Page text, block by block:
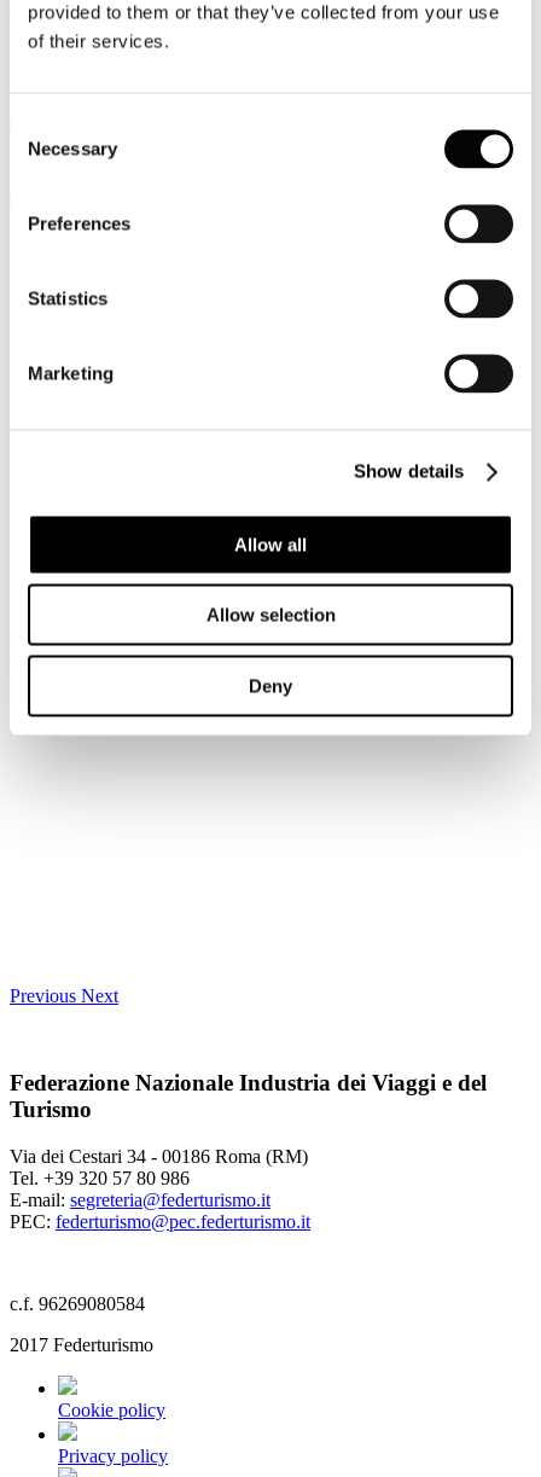
provided to them or that they’ve collected from your use
of their services.
Selection
Necessary
Preferences
Statistics
Marketing
Show details
Allow all
Allow selection
Deny
Tel. +39 320 57 80 986
Email segreteria@federturismo.it
Ricordami
Login
Risparmia con le nostre convenzioni
Previous Next
Federazione Nazionale Industria dei Viaggi e del
Turismo
Via dei Cestari 34 - 00186 Roma (RM)
Tel. +39 320 57 80 986
E-mail: segreteria@federturismo.it
PEC: federturismo@pec.federturismo.it
c.f. 96269080584
2017 Federturismo
Cookie policy
Privacy policy